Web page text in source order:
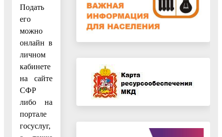
Подать
его
можно
онлайн в
личном
кабинете
на сайте
СФР
либо на
портале
госуслуг,